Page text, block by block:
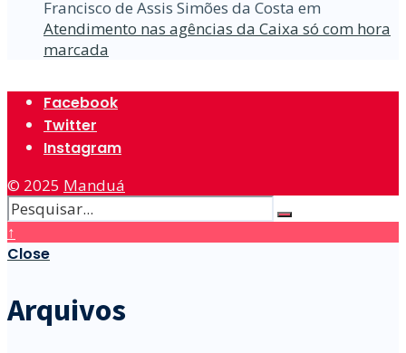
Francisco de Assis Simões da Costa em
Atendimento nas agências da Caixa só com hora
marcada
Facebook
Twitter
Instagram
© 2025 Manduá
↑
Close
Arquivos